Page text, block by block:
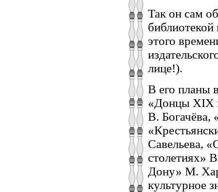
Так он сам
этого
лице!).
В его планы
«Донцы XIX
В. Богачёва,
Савельева,
столетиях»
Дону» М.
культурное